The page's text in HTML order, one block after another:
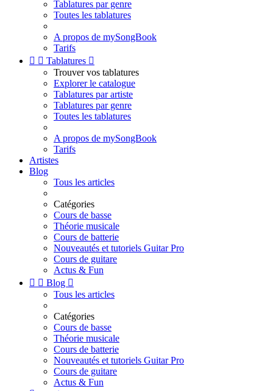
Tablatures par genre
Toutes les tablatures
A propos de mySongBook
Tarifs
  Tablatures 
Trouver vos tablatures
Explorer le catalogue
Tablatures par artiste
Tablatures par genre
Toutes les tablatures
A propos de mySongBook
Tarifs
Artistes
Blog
Tous les articles
Catégories
Cours de basse
Théorie musicale
Cours de batterie
Nouveautés et tutoriels Guitar Pro
Cours de guitare
Actus & Fun
  Blog 
Tous les articles
Catégories
Cours de basse
Théorie musicale
Cours de batterie
Nouveautés et tutoriels Guitar Pro
Cours de guitare
Actus & Fun